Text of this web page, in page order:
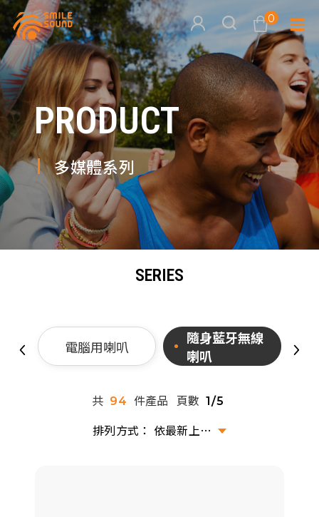
0
查看購物車
商品分類查詢
請選擇商品分類
請選擇分類
品牌分
多媒體
家用
周邊系
派對喇
PRODUCT
多媒體系列
SERIES
電腦用喇叭
隨身藍牙無線
喇叭
共 94 件產品 頁數 1/5
依最新上架排序